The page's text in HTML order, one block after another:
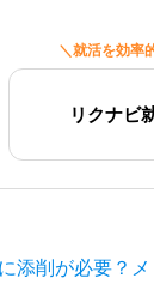
＼就活を効率
リクナビ
添削が必要？メ